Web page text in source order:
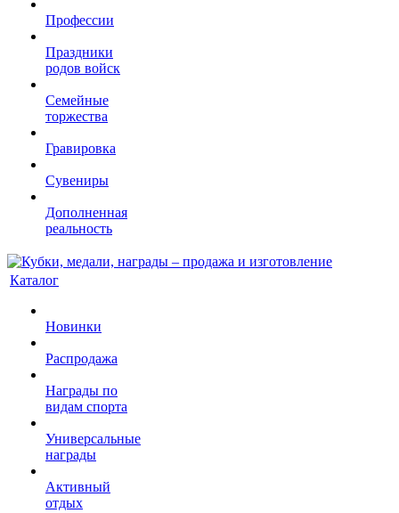
Профессии
Праздники
родов войск
Семейные
торжества
Гравировка
Сувениры
Дополненная
реальность
Каталог
Новинки
Распродажа
Награды по
видам спорта
Универсальные
награды
Активный
отдых